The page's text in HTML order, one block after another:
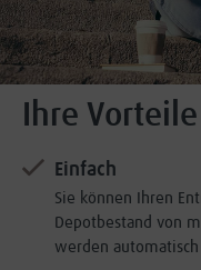
Ihre
Einfach
Sie können Ihren
Depotbestand von
werden